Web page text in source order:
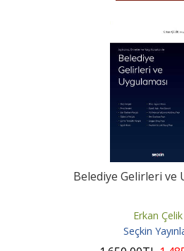
Belediye Gelirleri ve
Erkan Çelik
Seçkin